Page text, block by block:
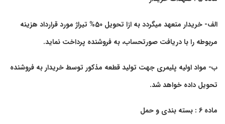
الف- خریدار متعهد میگردد به ازا تحویل 50% تیراژ مورد قرارداد هزینه
مربوطه را با دریافت صورتحساب، به فروشنده پرداخت نماید.
ب- مواد اولیه پلیمری جهت تولید قطعه مذکور توسط خریدار به فروشنده
تحویل داده خواهد شد.
ماده 6 : بسته بندی و حمل